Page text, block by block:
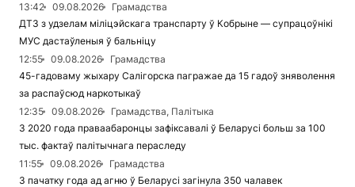
13:42
09.08.2026
Грамадства
ДТЗ з удзелам міліцэйскага транспарту ў Кобрыне — супрацоўнікі
МУС дастаўленыя ў бальніцу
12:55
09.08.2026
Грамадства
45-гадоваму жыхару Салігорска пагражае да 15 гадоў зняволення
за распаўсюд наркотыкаў
12:35
09.08.2026
Грамадства, Палітыка
З 2020 года праваабаронцы зафіксавалі ў Беларусі больш за 100
тыс. фактаў палітычнага пераследу
11:55
09.08.2026
Грамадства
З пачатку года ад агню ў Беларусі загінула 350 чалавек